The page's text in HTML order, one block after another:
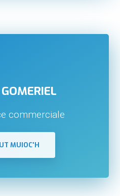
commerciale
MUIOC'H